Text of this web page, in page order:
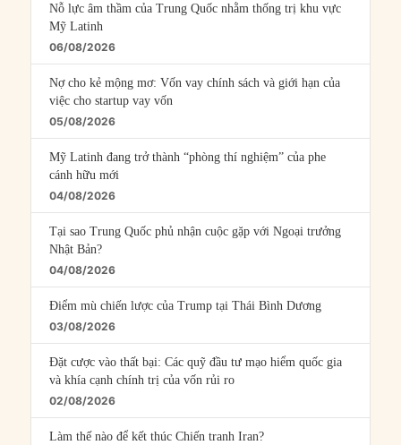
Nỗ lực âm thầm của Trung Quốc nhằm thống trị khu vực
Mỹ Latinh
06/08/2026
Nợ cho kẻ mộng mơ: Vốn vay chính sách và giới hạn của
việc cho startup vay vốn
05/08/2026
Mỹ Latinh đang trở thành “phòng thí nghiệm” của phe
cánh hữu mới
04/08/2026
Tại sao Trung Quốc phủ nhận cuộc gặp với Ngoại trưởng
Nhật Bản?
04/08/2026
Điểm mù chiến lược của Trump tại Thái Bình Dương
03/08/2026
Đặt cược vào thất bại: Các quỹ đầu tư mạo hiểm quốc gia
và khía cạnh chính trị của vốn rủi ro
02/08/2026
Làm thế nào để kết thúc Chiến tranh Iran?